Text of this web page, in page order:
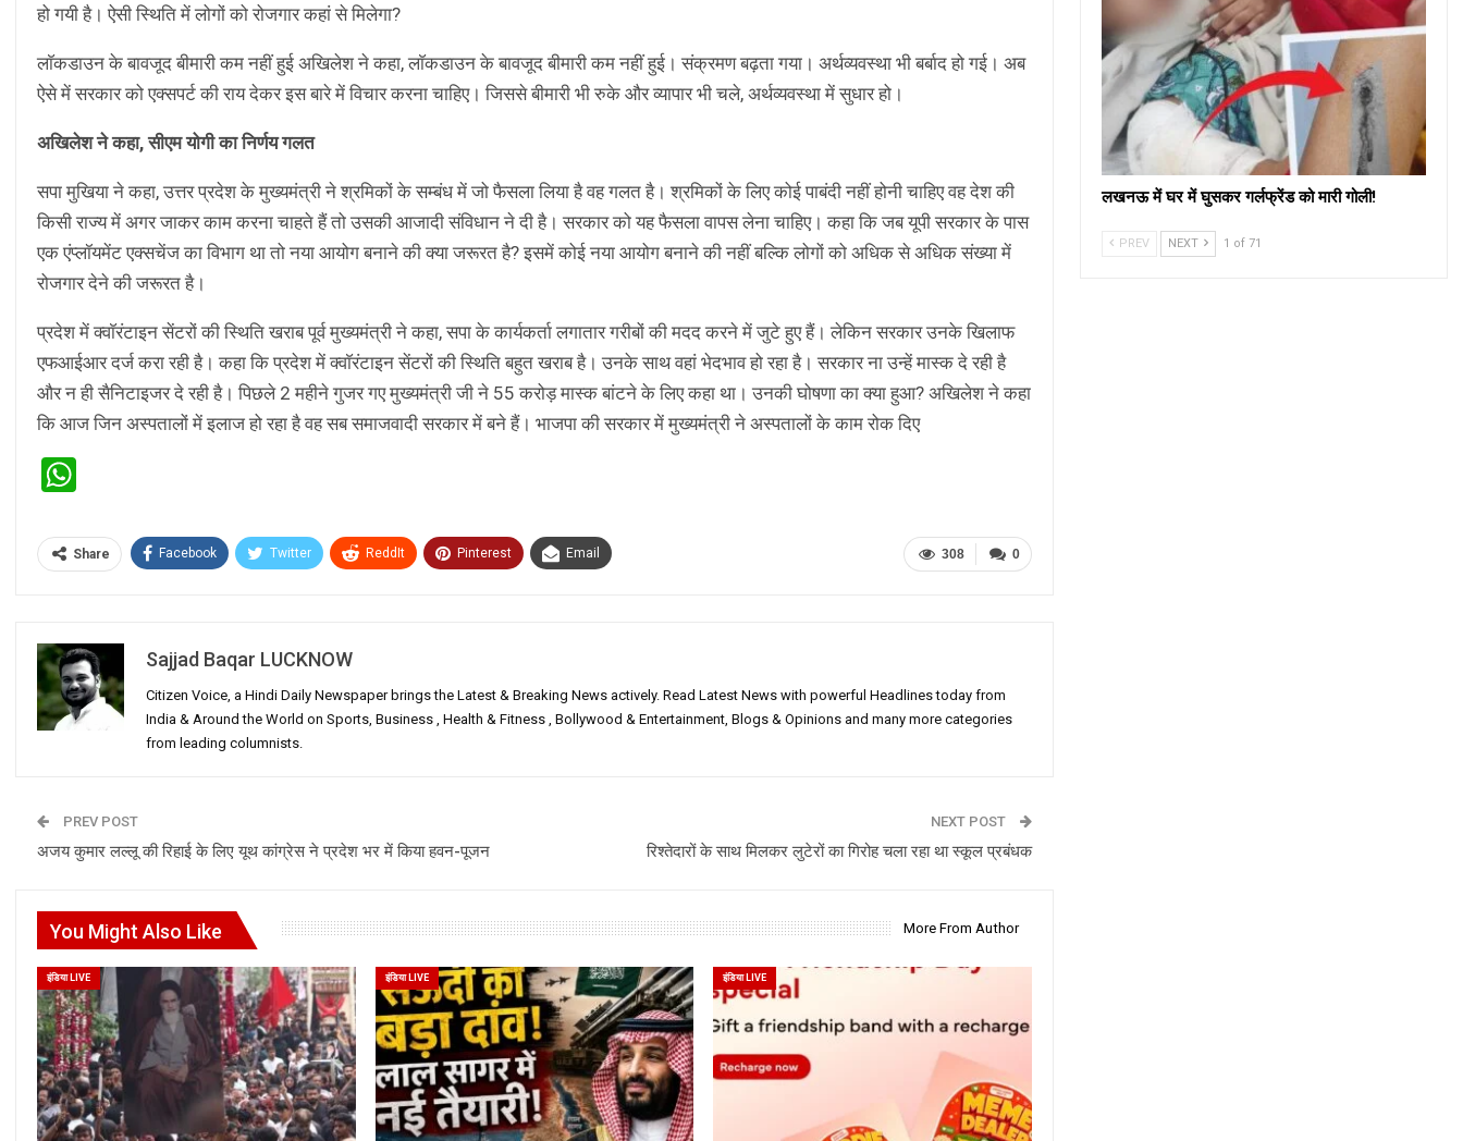
हो गयी है। ऐसी स्थिति में लोगों को रोजगार कहां से मिलेगा?
लाॅकडाउन के बावजूद बीमारी कम नहीं हुई अखिलेश ने कहा, लाॅकडाउन के बावजूद बीमारी कम नहीं हुई। संक्रमण बढ़ता गया। अर्थव्यवस्था भी बर्बाद हो गई। अब
ऐसे में सरकार को एक्सपर्ट की राय देकर इस बारे में विचार करना चाहिए। जिससे बीमारी भी रुके और व्यापार भी चले, अर्थव्यवस्था में सुधार हो।
अखिलेश ने कहा, सीएम योगी का निर्णय गलत
सपा मुखिया ने कहा, उत्तर प्रदेश के मुख्यमंत्री ने श्रमिकों के सम्बंध में जो फैसला लिया है वह गलत है। श्रमिकों के लिए कोई पाबंदी नहीं होनी चाहिए वह देश की
किसी राज्य में अगर जाकर काम करना चाहते हैं तो उसकी आजादी संविधान ने दी है। सरकार को यह फैसला वापस लेना चाहिए। कहा कि जब यूपी सरकार के पास
एक एंप्लॉयमेंट एक्सचेंज का विभाग था तो नया आयोग बनाने की क्या जरूरत है? इसमें कोई नया आयोग बनाने की नहीं बल्कि लोगों को अधिक से अधिक संख्या में
रोजगार देने की जरूरत है।
प्रदेश में क्वाॅरंटाइन सेंटरों की स्थिति खराब पूर्व मुख्यमंत्री ने कहा, सपा के कार्यकर्ता लगातार गरीबों की मदद करने में जुटे हुए हैं। लेकिन सरकार उनके खिलाफ
एफआईआर दर्ज करा रही है। कहा कि प्रदेश में क्वाॅरंटाइन सेंटरों की स्थिति बहुत खराब है। उनके साथ वहां भेदभाव हो रहा है। सरकार ना उन्हें मास्क दे रही है
और न ही सैनिटाइजर दे रही है। पिछले 2 महीने गुजर गए मुख्यमंत्री जी ने 55 करोड़ मास्क बांटने के लिए कहा था। उनकी घोषणा का क्या हुआ? अखिलेश ने कहा
कि आज जिन अस्पतालों में इलाज हो रहा है वह सब समाजवादी सरकार में बने हैं। भाजपा की सरकार में मुख्यमंत्री ने अस्पतालों के काम रोक दिए
0
308
Share Facebook Twitter ReddIt Pinterest Email
Sajjad Baqar LUCKNOW
Citizen Voice, a Hindi Daily Newspaper brings the Latest & Breaking News actively. Read Latest News with powerful Headlines today from
India & Around the World on Sports, Business , Health & Fitness , Bollywood & Entertainment, Blogs & Opinions and many more categories
from leading columnists.
PREV POST
अजय कुमार लल्लू की रिहाई के लिए यूथ कांग्रेस ने प्रदेश भर में किया हवन-पूजन
NEXT POST
रिश्तेदारों के साथ मिलकर लुटेरों का गिरोह चला रहा था स्कूल प्रबंधक
You Might Also Like More From Author
इंडिया LIVE इंडिया LIVE इंडिया LIVE
लखनऊ में घर में घुसकर गर्लफ्रेंड को मारी गोली!
PREV NEXT 1 of 71